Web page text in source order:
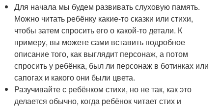
Для начала мы будем развивать слуховую память.
Можно читать ребёнку какие-то сказки или стихи,
чтобы затем спросить его о какой-то детали. К
примеру, вы можете сами вставить подробное
описание того, как выглядит персонаж, а потом
спросить у ребёнка, был ли персонаж в ботинках или
сапогах и какого они были цвета.
Разучивайте с ребёнком стихи, но не так, как это
делается обычно, когда ребёнок читает стих и